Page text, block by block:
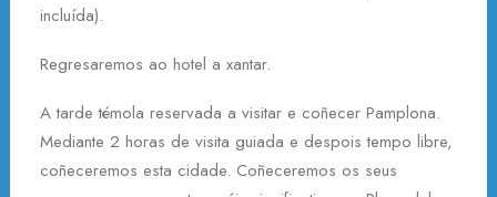
incluída).
Regresaremos ao hotel a xantar.
A tarde témola reservada a visitar e coñecer Pamplona.
Mediante 2 horas de visita guiada e despois tempo libre,
coñeceremos esta cidade. Coñeceremos os seus